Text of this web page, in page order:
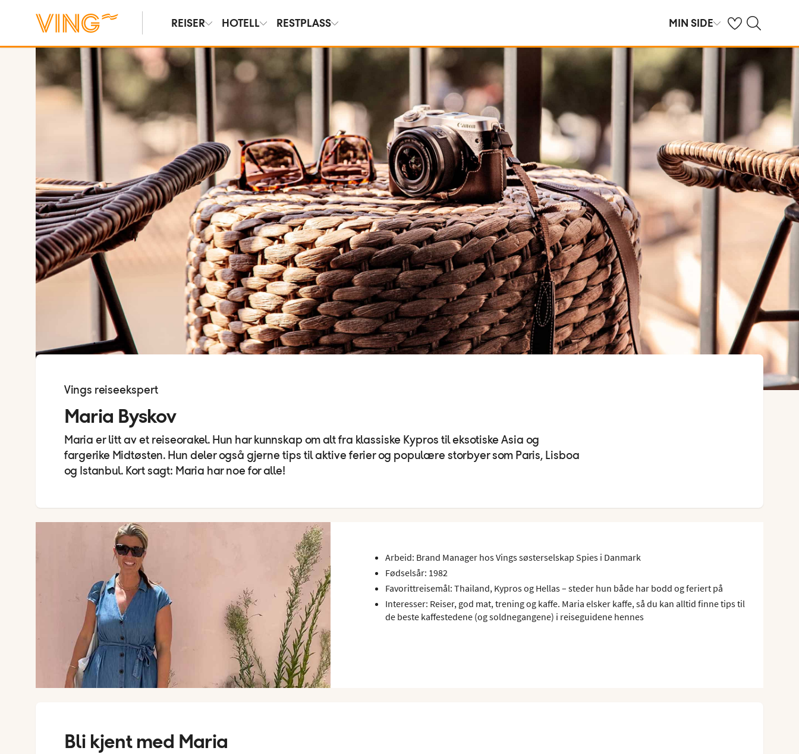
REISER HOTELL RESTPLASS MIN SIDE Se dine sparte
Søk på ving.no
Vings reiseekspert
Maria Byskov
Maria er litt av et reiseorakel. Hun har kunnskap om alt fra klassiske Kypros til eksotiske Asia og
fargerike Midtøsten. Hun deler også gjerne tips til aktive ferier og populære storbyer som Paris, Lisboa
og Istanbul. Kort sagt: Maria har noe for alle!
Arbeid: Brand Manager hos Vings søsterselskap Spies i Danmark
Fødselsår: 1982
Favorittreisemål: Thailand, Kypros og Hellas – steder hun både har bodd og feriert på
Interesser: Reiser, god mat, trening og kaffe. Maria elsker kaffe, så du kan alltid finne tips til
de beste kaffestedene (og soldnegangene) i reiseguidene hennes
Bli kjent med Maria